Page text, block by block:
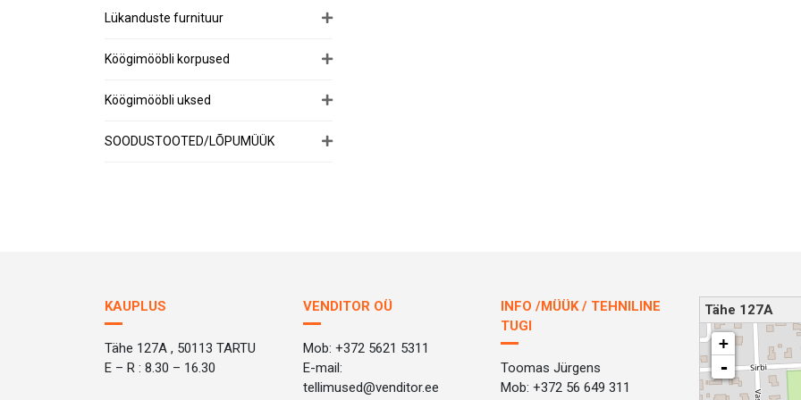
Lükanduste furnituur
Köögimööbli korpused
Köögimööbli uksed
SOODUSTOOTED/LÕPUMÜÜK
KAUPLUS
Tähe 127A , 50113 TARTU
E – R : 8.30 – 16.30
VENDITOR OÜ
Mob: +372 5621 5311
E-mail:
tellimused@venditor.ee
INFO /MÜÜK / TEHNILINE
TUGI
Toomas Jürgens
Mob: +372 56 649 311
Tähe 127A
loading map - please
+
-